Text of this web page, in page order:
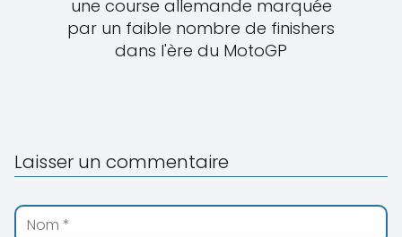
une course allemande marquée
par un faible nombre de finishers
dans l'ère du MotoGP
Laisser un commentaire